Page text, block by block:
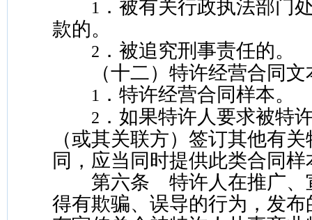
1 ．被有关行政执法部门
款的。
2 ．被追究刑事责任的。
（十二）特许经营合同文
1 ．特许经营合同样本。
2 ．如果特许人要求被特
（或其关联方）签订其他有
同，应当同时提供此类合同样
第六条 特许人在推广、
得有欺骗、误导的行为，发